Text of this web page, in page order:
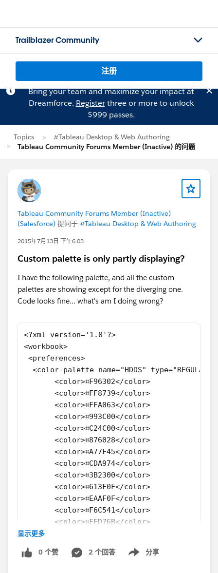
Trailblazer Community
注册
Bring your team and maximize your impact at
Dreamforce. Registerthree or more to unlock
$999 passes.
Topics
#Tableau Desktop & Web Authoring
Tableau Community Forums Member (Inactive) 的问题
Tableau Community Forums Member (Inactive)
(Salesforce) 提问于 #Tableau Desktop & Web Authoring
2015年7月13日 下午6:03
Custom palette is only partly displaying?
I have the following palette, and all the custom
palettes are showing except for the diverging one.
Code looks fine... what's am I doing wrong?
<?xml version='1.0'?>
<workbook>
<preferences>
<color-palette name="HDDS" type="REGULAR">
<color>⌗F96302</color>
<color>⌗FF8739</color>
<color>⌗FFA063</color>
<color>⌗993C00</color>
<color>⌗C24C00</color>
<color>⌗876028</color>
<color>⌗A77F45</color>
<color>⌗CDA974</color>
<color>⌗3B2300</color>
<color>⌗613F0F</color>
<color>⌗EAAF0F</color>
<color>⌗F6C541</color>
<color>⌗FFD76B</color>
<color>⌗906900</color>
<color>⌗B88705</color>
</color-palette>
显示更多
0 个赞 2 个回答 分享
Show menu